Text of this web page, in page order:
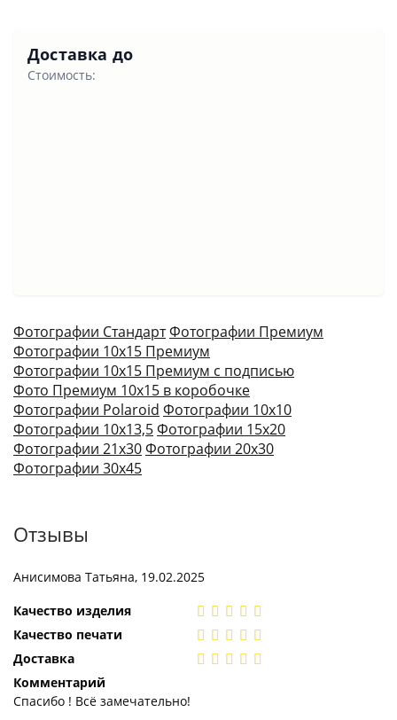
Доставка до
Стоимость:
Фотографии СтандартФотографии Премиум
Фотографии 10х15 Премиум
Фотографии 10х15 Премиум с подписью
Фото Премиум 10х15 в коробочке
Фотографии Polaroid Фотографии 10х10
Фотографии 10х13,5Фотографии 15х20
Фотографии 21х30Фотографии 20х30
Фотографии 30х45
Отзывы
Анисимова Татьяна, 19.02.2025
Качество изделия
Качество печати
Доставка
Комментарий
Спасибо ! Всё замечательно!